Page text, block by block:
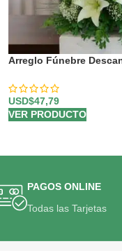
Arreglo Fúnebre
USD$47,79
VER PRODUCTO
PAGOS ONLINE
Todas las Tarjetas